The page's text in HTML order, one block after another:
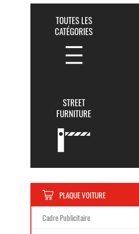
TOUTES LES
CATÉGORIES
STREET
FURNITURE
PLAQUE VOITURE
Cadre Publicitaire